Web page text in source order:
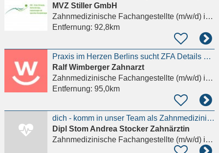
MVZ Stiller GmbH
Zahnmedizinische Fachangestellte (m/w/d)in Berlin
Entfernung: 92,8km
Praxis im Herzen Berlins sucht ZFA Details anzeigen
Ralf Wimberger Zahnarzt
Zahnmedizinische Fachangestellte (m/w/d)in Berlin, Mitte
Entfernung: 95,0km
dich - komm in unser Team als Zahnmedizinische Fachangestellte (m/w/d)!
Dipl Stom Andrea Stocker Zahnärztin
Zahnmedizinische Fachangestellte (m/w/d)in Heiligengrabe